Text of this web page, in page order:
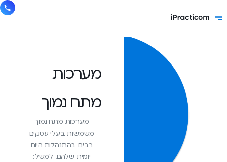
מערכות
מתח נמוך
מערכות מתח נמוך
משמשות בעלי עסקים
רבים בהתנהלות היום
יומית שלהם. למשל: